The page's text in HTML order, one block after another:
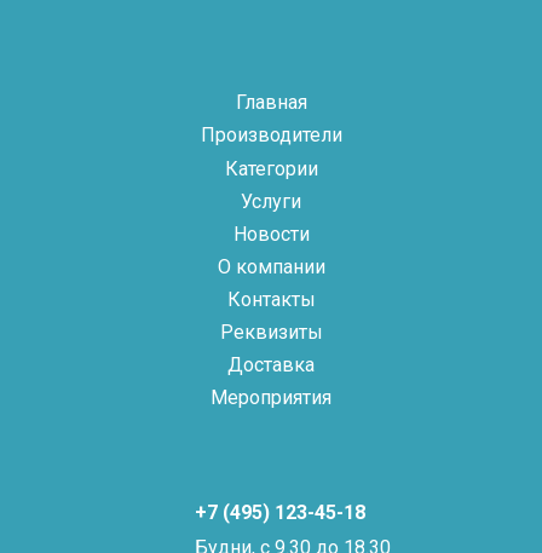
Главная
Производители
Категории
Услуги
Новости
О компании
Контакты
Реквизиты
Доставка
Мероприятия
+7 (495) 123-45-18
Будни, с 9.30 до 18.30